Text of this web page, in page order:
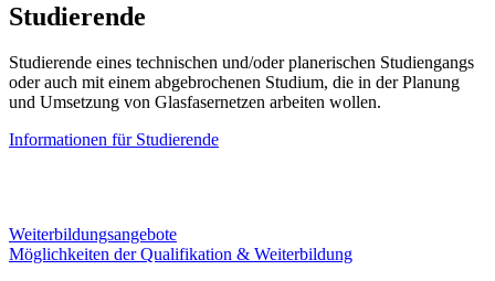
Studierende
Studierende eines technischen und/oder planerischen Studiengangs
oder auch mit einem abgebrochenen Studium, die in der Planung
und Umsetzung von Glasfasernetzen arbeiten wollen.
Informationen für Studierende
Weiterbildungsangebote
Möglichkeiten der Qualifikation & Weiterbildung